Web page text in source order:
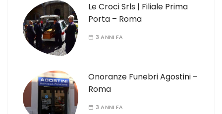
Le Croci Srls | Filiale Prima
Porta – Roma
3 ANNI FA
Onoranze Funebri Agostini –
Roma
3 ANNI FA